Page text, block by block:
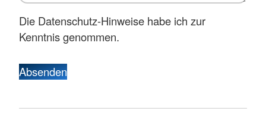
Die Datenschutz-Hinweise habe ich zur
Kenntnis genommen.
Absenden